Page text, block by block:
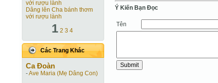
với rượu lành
Dâng lên Cha bánh thơm
với rượu lành
1 2 3 4
Các Trang Khác
Ca Ðoàn
-Ave Maria (Mẹ Dâng Con)
Ý Kiến Bạn Ðọc
Tên